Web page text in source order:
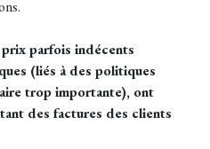
parfois indécents
(liés à des politiques
trop importante), ont
des factures des clients